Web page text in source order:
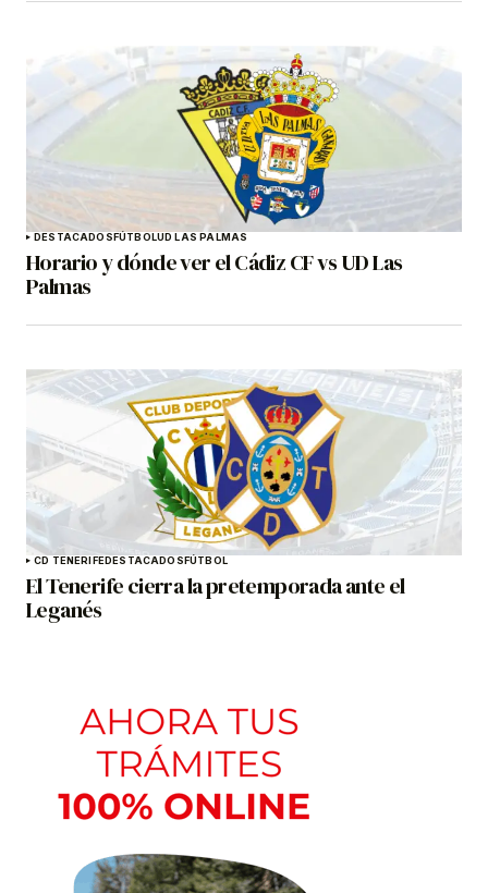
DESTACADOSFÚTBOLUD LAS PALMAS
Horario y dónde ver el Cádiz CF vs UD Las
Palmas
CD TENERIFEDESTACADOSFÚTBOL
El Tenerife cierra la pretemporada ante el
Leganés